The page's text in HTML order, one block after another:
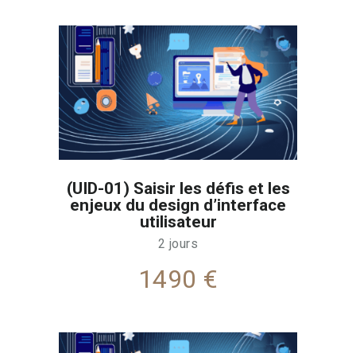
(UID-01) Saisir les défis et les
enjeux du design d’interface
utilisateur
2 jours
1490 €